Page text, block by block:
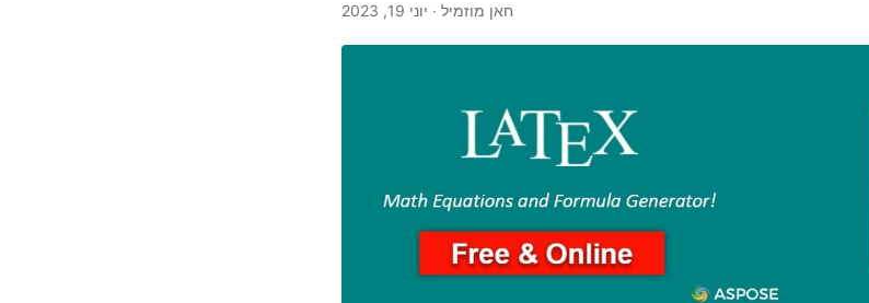
יוני 19, 2023 · חאן מוזמיל